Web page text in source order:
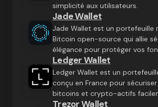
simplicité aux utilisateurs.
Jade Wallet
Jade Wallet est un portefeuille
Bitcoin open-source qui allie
élégance pour protéger vos
Ledger Wallet
Ledger Wallet est un
conçu en France pour
bitcoins et crypto-actifs
Trezor Wallet